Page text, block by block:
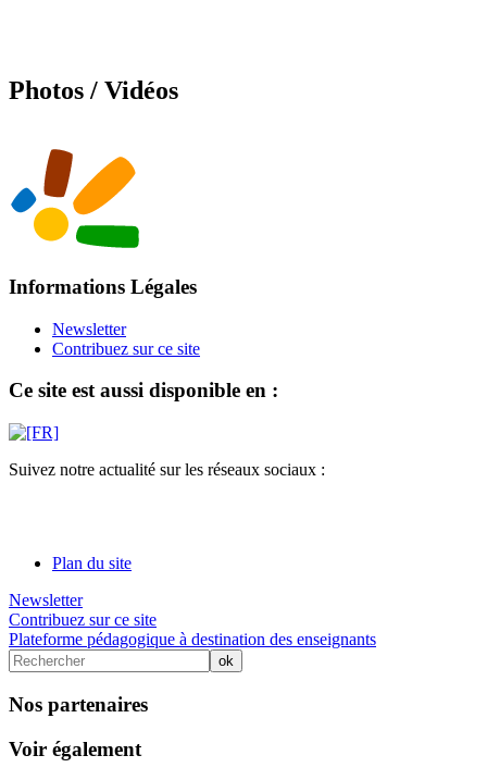
Photos / Vidéos
Informations Légales
Newsletter
Contribuez sur ce site
Ce site est aussi disponible en :
Suivez notre actualité sur les réseaux sociaux :
Plan du site
Newsletter
Contribuez sur ce site
Plateforme pédagogique à destination des enseignants
Nos partenaires
Voir également